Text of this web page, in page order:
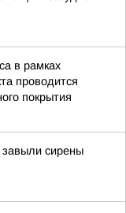
в рамках
проводится
покрытия
завыли сирены